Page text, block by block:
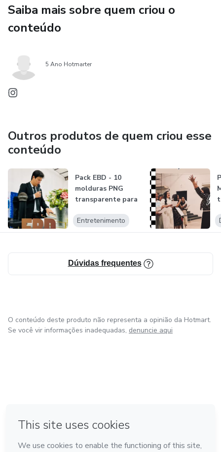
Saiba mais sobre quem criou o
conteúdo
5 Ano Hotmarter
Outros produtos de quem criou esse
conteúdo
Pack EBD - 10
molduras PNG
transparente para
Entretenimento
Dúvidas frequentes
O conteúdo deste produto não representa a opinião da Hotmart.
Se você vir informações inadequadas, denuncie aqui
Feito com ❤ na Cidade do México